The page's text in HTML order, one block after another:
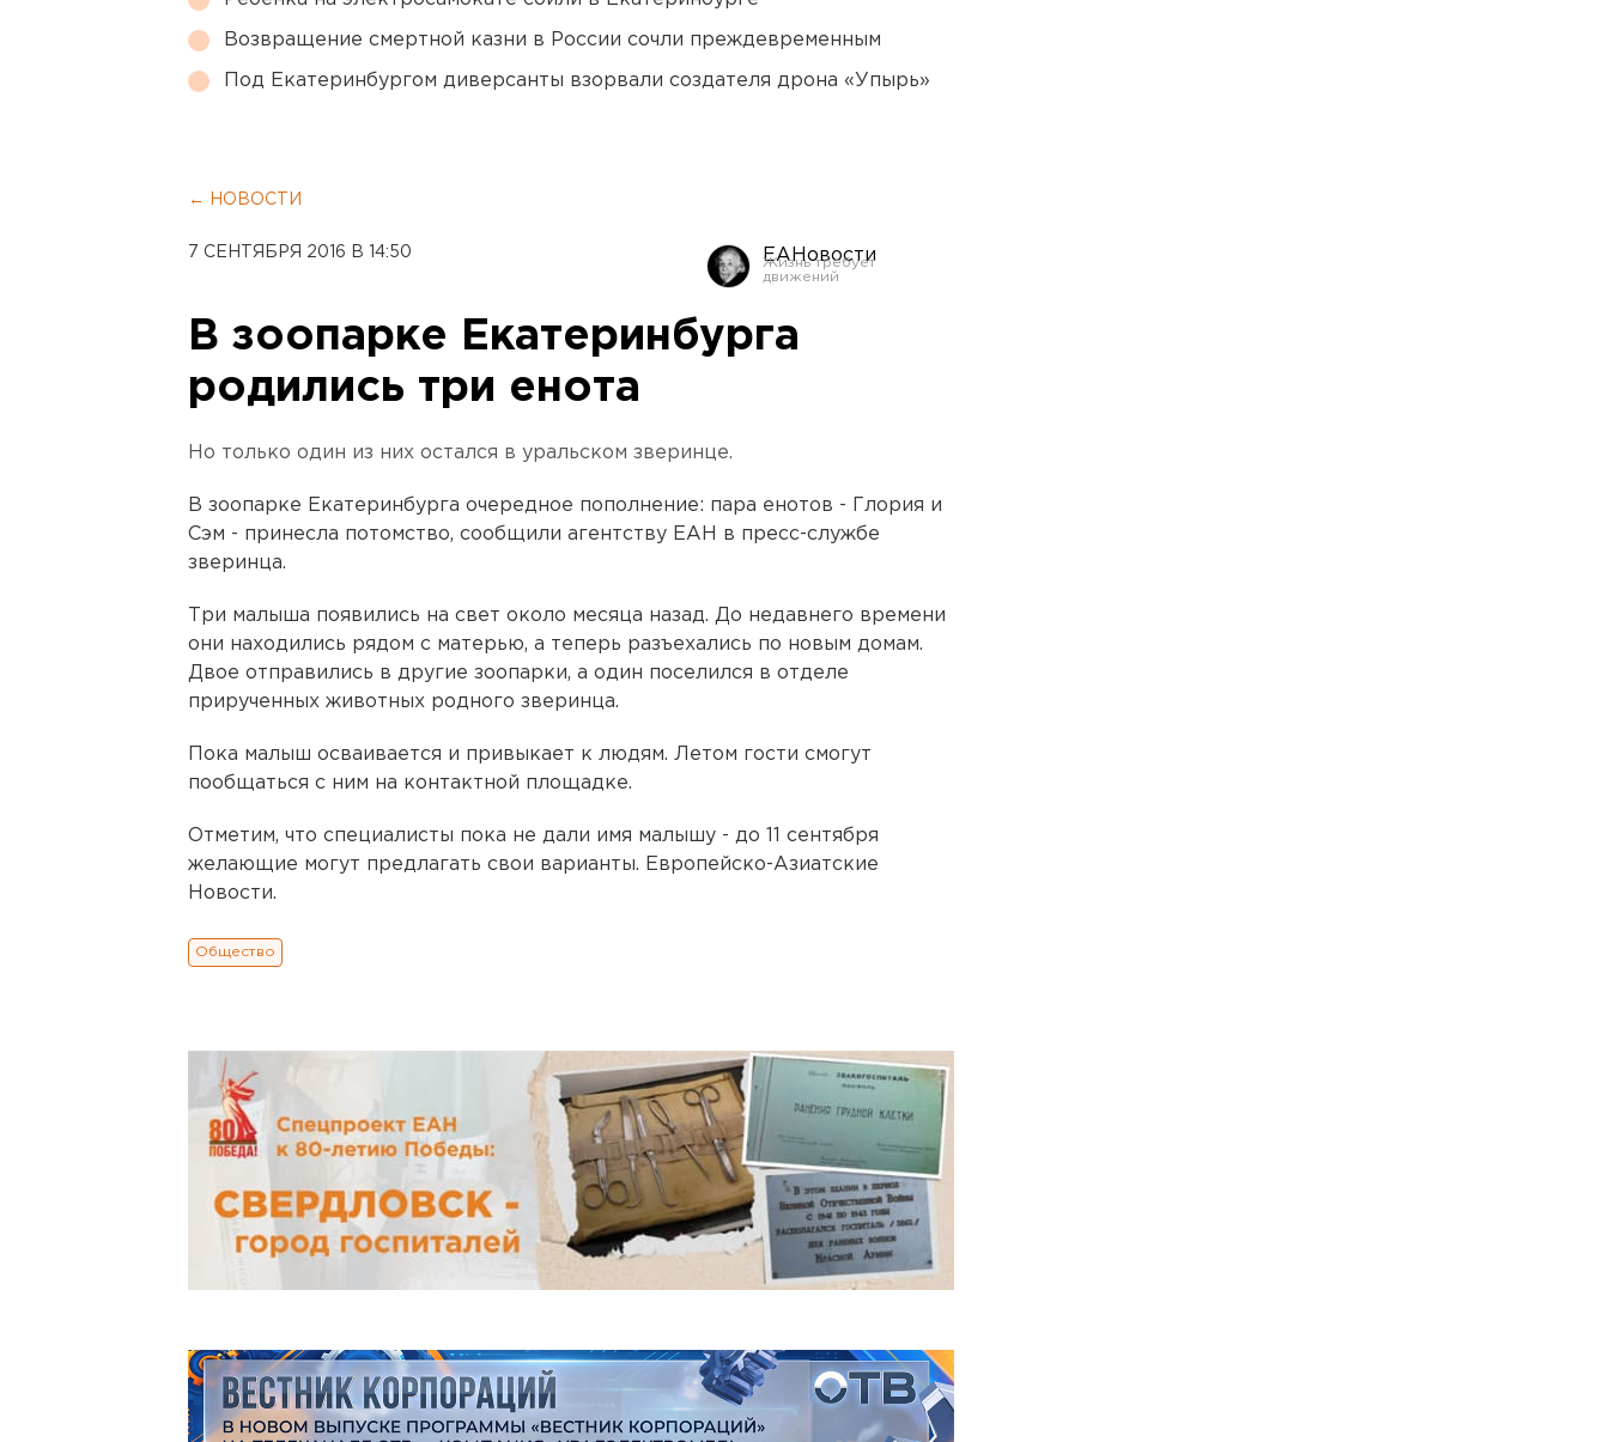
Возвращение смертной казни в России сочли преждевременным
Под Екатеринбургом диверсанты взорвали создателя дрона «Упырь»
← НОВОСТИ
7 СЕНТЯБРЯ 2016 В 14:50 ЕАНовости
В зоопарке Екатеринбурга
родились три енота
Но только один из них остался в уральском зверинце.
В зоопарке Екатеринбурга очередное пополнение: пара енотов - Глория и
Сэм - принесла потомство, сообщили агентству ЕАН в пресс-службе
зверинца.
Три малыша появились на свет около месяца назад. До недавнего времени
они находились рядом с матерью, а теперь разъехались по новым домам.
Двое отправились в другие зоопарки, а один поселился в отделе
прирученных животных родного зверинца.
Пока малыш осваивается и привыкает к людям. Летом гости смогут
пообщаться с ним на контактной площадке.
Отметим, что специалисты пока не дали имя малышу - до 11 сентября
желающие могут предлагать свои варианты. Европейско-Азиатские
Новости.
Общество